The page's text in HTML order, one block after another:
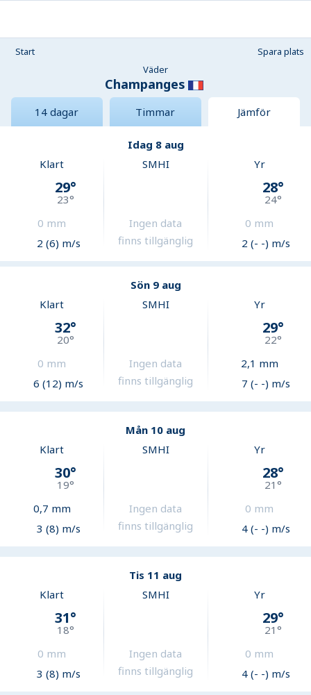
Start
Spara plats
Väder
Champanges
14 dagar Timmar Jämför
Idag 8 aug
Klart
29°
23°
0 mm
2 (6) m/s
SMHI
Ingen data
finns tillgänglig
Yr
28°
24°
0 mm
2 (- -) m/s
Sön 9 aug
Klart
32°
20°
0 mm
6 (12) m/s
SMHI
Ingen data
finns tillgänglig
Yr
29°
22°
2,1 mm
7 (- -) m/s
Mån 10 aug
Klart
30°
19°
0,7 mm
3 (8) m/s
SMHI
Ingen data
finns tillgänglig
Yr
28°
21°
0 mm
4 (- -) m/s
Tis 11 aug
Klart
31°
18°
0 mm
3 (8) m/s
SMHI
Ingen data
finns tillgänglig
Yr
29°
21°
0 mm
4 (- -) m/s